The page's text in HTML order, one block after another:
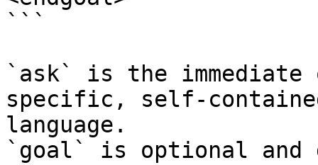
```
`ask` is the
specific, self-
language.
`goal` is optional and